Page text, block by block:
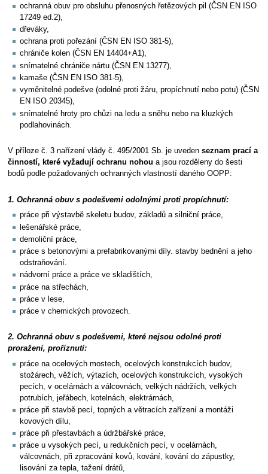
ochranná obuv pro obsluhu přenosných řetězových pil (ČSN EN ISO
17249 ed.2),
dřeváky,
ochrana proti pořezání (ČSN EN ISO 381-5),
chrániče kolen (ČSN EN 14404+A1),
snímatelné chrániče nártu (ČSN EN 13277),
kamaše (ČSN EN ISO 381-5),
vyměnitelné podešve (odolné proti žáru, propíchnutí nebo potu) (ČSN
EN ISO 20345),
snímatelné hroty pro chůzi na ledu a sněhu nebo na kluzkých
podlahovinách.
V příloze č. 3 nařízení vlády č. 495/2001 Sb. je uveden seznam prací a
činností, které vyžadují ochranu nohou a jsou rozděleny do šesti
bodů podle požadovaných ochranných vlastností daného OOPP:
1. Ochranná obuv s podešvemi odolnými proti propíchnutí:
práce při výstavbě skeletu budov, základů a silniční práce,
lešenářské práce,
demoliční práce,
práce s betonovými a prefabrikovanými díly. stavby bednění a jeho
odstraňování.
nádvorní práce a práce ve skladištích,
práce na střechách,
práce v lese,
práce v chemických provozech.
2. Ochranná obuv s podešvemi, které nejsou odolné proti
proražení, proříznutí:
práce na ocelových mostech, ocelových konstrukcích budov,
stožárech, věžích, výtazích, ocelových konstrukcích, vysokých
pecích, v ocelárnách a válcovnách, velkých nádržích, velkých
potrubích, jeřábech, kotelnách, elektrárnách,
práce při stavbě pecí, topných a větracích zařízení a montáži
kovových dílu,
práce při přestavbách a údržbářské práce,
práce u vysokých pecí, u redukčních pecí, v ocelárnách,
válcovnách, při zpracování kovů, kování, kování do zápustky,
lisování za tepla, tažení drátů,